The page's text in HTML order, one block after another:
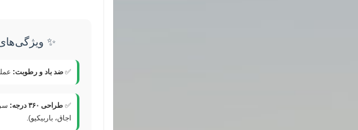
✨
✅ ضد باد و رطوبت:
✅ طراحی ۳۶۰ درجه:
اجاق، باربیکیو).